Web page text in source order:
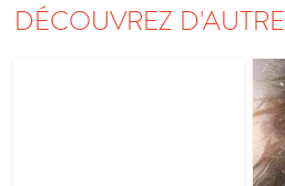
DÉCOUVREZ